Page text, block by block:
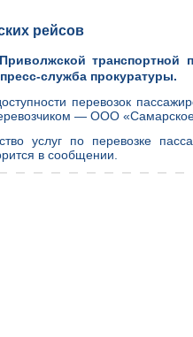
рейсов
транспортной
служба прокуратуры.
перевозок
— ООО
услуг по перевозке
в сообщении.